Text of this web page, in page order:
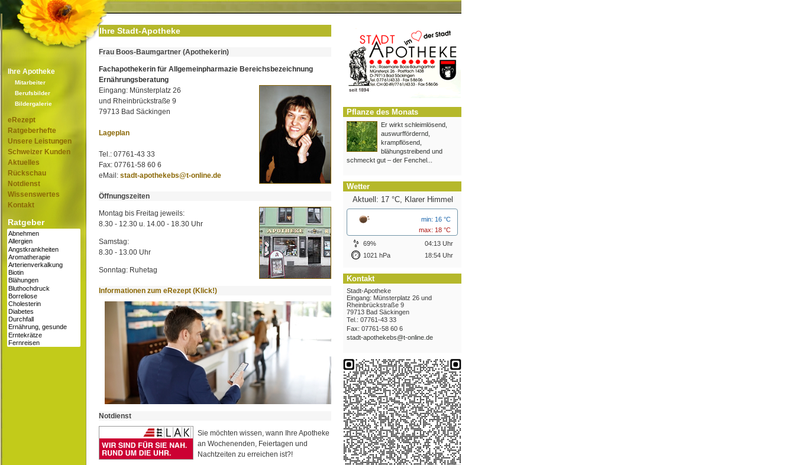
Ihre Apotheke
Mitarbeiter
Berufsbilder
Bildergalerie
eRezept
Ratgeberhefte
Unsere Leistungen
Schweizer Kunden
Aktuelles
Rückschau
Notdienst
Wissenswertes
Kontakt
Ratgeber
Ihre Stadt-Apotheke
Frau Boos-Baumgartner (Apothekerin)
Fachapothekerin für Allgemeinpharmazie Bereichsbezeichnung
Ernährungsberatung
Eingang: Münsterplatz 26
und Rheinbrückstraße 9
79713 Bad Säckingen
Lageplan
Tel.: 07761-43 33
Fax: 07761-58 60 6
eMail: stadt-apothekebs@t-online.de
Öffnungszeiten
Montag bis Freitag jeweils:
8.30 - 12.30 u. 14.00 - 18.30 Uhr
Samstag:
8.30 - 13.00 Uhr
Sonntag: Ruhetag
Informationen zum eRezept (Klick!)
Notdienst
Sie möchten wissen, wann Ihre Apotheke
an Wochenenden, Feiertagen und
Nachtzeiten zu erreichen ist?!
Pflanze des Monats
Er wirkt schleimlösend,
auswurffördernd,
krampflösend,
blähungstreibend und
schmeckt gut – der Fenchel...
Wetter
Aktuell: 17 °C, Klarer Himmel
min: 16 °C
max: 18 °C
69%
04:13 Uhr
1021 hPa
18:54 Uhr
Kontakt
Stadt-Apotheke
Eingang: Münsterplatz 26 und
Rheinbrückstraße 9
79713 Bad Säckingen
Tel.: 07761-43 33
Fax: 07761-58 60 6
stadt-apothekebs@t-online.de